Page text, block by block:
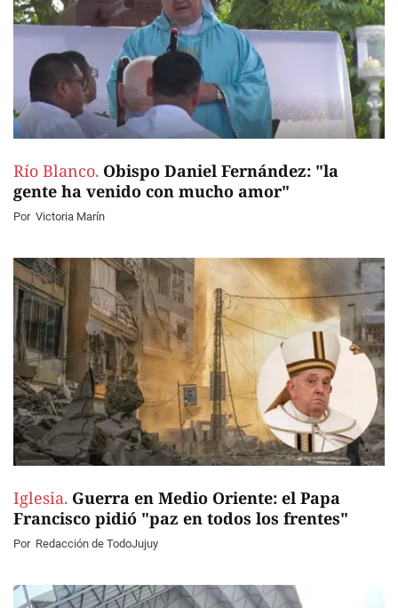
Río Blanco. Obispo Daniel Fernández: "la
gente ha venido con mucho amor"
Por Victoria Marín
Iglesia. Guerra en Medio Oriente: el Papa
Francisco pidió "paz en todos los frentes"
Por Redacción de TodoJujuy